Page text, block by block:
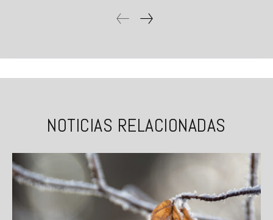
NOTICIAS RELACIONADAS